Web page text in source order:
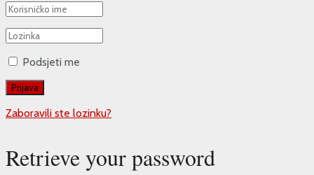
Podsjeti me
Zaboravili ste lozinku?
Retrieve your password